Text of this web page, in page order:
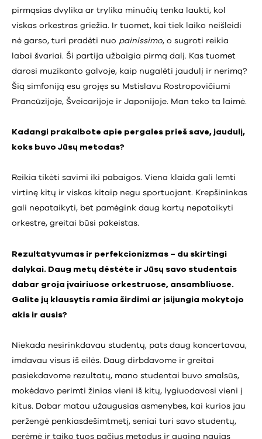
pirmąsias dvylika ar trylika minučių tenka laukti, kol
viskas orkestras griežia. Ir tuomet, kai tiek laiko neišleidi
nė garso, turi pradėti nuo painissimo, o sugroti reikia
labai švariai. Ši partija užbaigia pirmą dalį. Kas tuomet
darosi muzikanto galvoje, kaip nugalėti jaudulį ir nerimą?
Šią simfoniją esu grojęs su Mstislavu Rostropovičiumi
Prancūzijoje, Šveicarijoje ir Japonijoje. Man teko ta laimė.
Kadangi prakalbote apie pergales prieš save, jaudulį,
koks buvo Jūsų metodas?
Reikia tikėti savimi iki pabaigos. Viena klaida gali lemti
virtinę kitų ir viskas kitaip negu sportuojant. Krepšininkas
gali nepataikyti, bet pamėgink daug kartų nepataikyti
orkestre, greitai būsi pakeistas.
Rezultatyvumas ir perfekcionizmas – du skirtingi
dalykai. Daug metų dėstėte ir Jūsų savo studentais
dabar groja įvairiuose orkestruose, ansambliuose.
Galite jų klausytis ramia širdimi ar įsijungia mokytojo
akis ir ausis?
Niekada nesirinkdavau studentų, pats daug koncertavau,
imdavau visus iš eilės. Daug dirbdavome ir greitai
pasiekdavome rezultatų, mano studentai buvo smalsūs,
mokėdavo perimti žinias vieni iš kitų, lygiuodavosi vieni į
kitus. Dabar matau užaugusias asmenybes, kai kurios jau
peržengė penkiasdešimtmetį, seniai turi savo studentų,
perėmė ir taiko tuos pačius metodus ir augina naujas